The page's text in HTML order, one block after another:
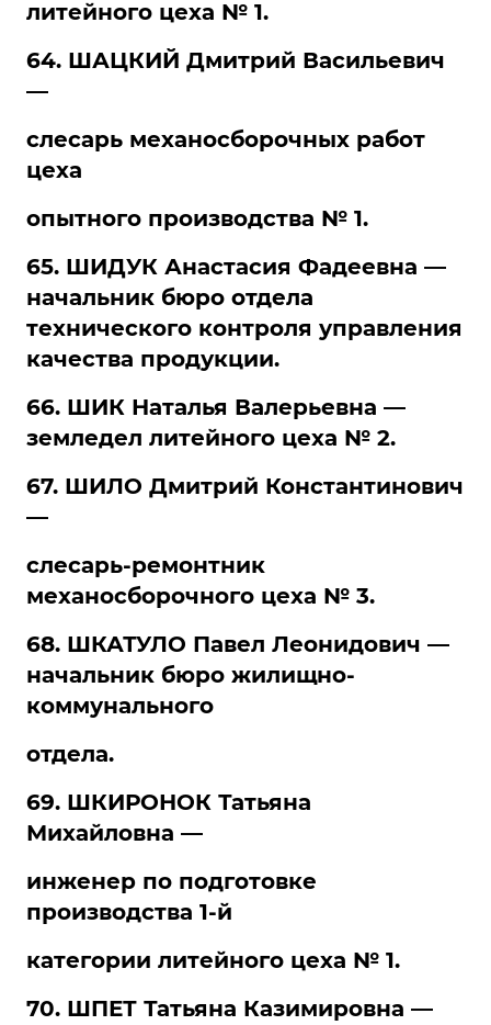
литейного цеха № 1.
64. ШАЦКИЙ Дмитрий Васильевич
—
слесарь механосборочных работ
цеха
опытного производства № 1.
65. ШИДУК Анастасия Фадеевна —
начальник бюро отдела
технического контроля управления
качества продукции.
66. ШИК Наталья Валерьевна —
земледел литейного цеха № 2.
67. ШИЛО Дмитрий Константинович
—
слесарь-ремонтник
механосборочного цеха № 3.
68. ШКАТУЛО Павел Леонидович —
начальник бюро жилищно-
коммунального
отдела.
69. ШКИРОНОК Татьяна
Михайловна —
инженер по подготовке
производства 1-й
категории литейного цеха № 1.
70. ШПЕТ Татьяна Казимировна —